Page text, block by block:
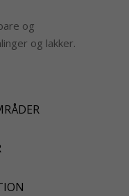
og
og lakker.